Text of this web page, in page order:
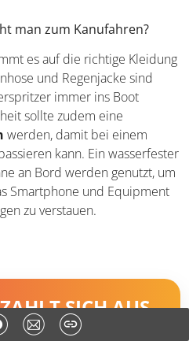
man zum Kanufahren?
es auf die richtige
Regenhose und
einige Wasserspritzer
Zur Sicherheit sollte
getragenwerden, damit
nichts passieren kann. Ein
Packtonne an Bord
Geräte wie das
für eventuelle
SICH AUS